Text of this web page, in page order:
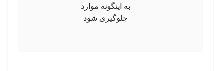
به اینگونه موارد
جلوگیری شود